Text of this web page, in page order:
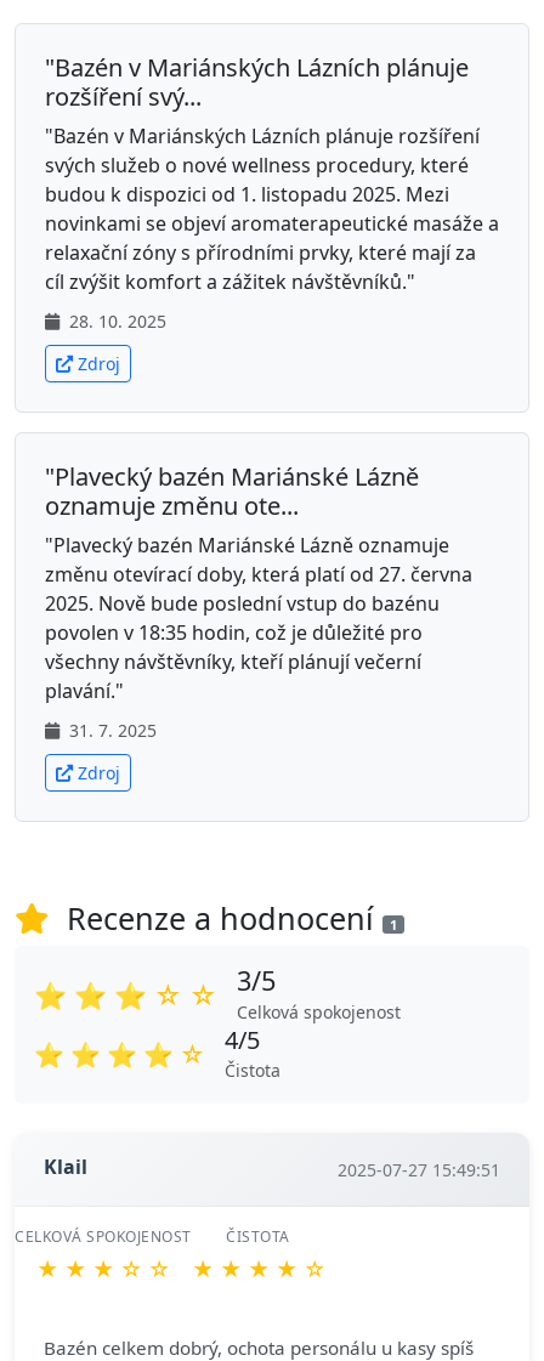
"Bazén v Mariánských Lázních plánuje
rozšíření svý...
"Bazén v Mariánských Lázních plánuje rozšíření
svých služeb o nové wellness procedury, které
budou k dispozici od 1. listopadu 2025. Mezi
novinkami se objeví aromaterapeutické masáže a
relaxační zóny s přírodními prvky, které mají za
cíl zvýšit komfort a zážitek návštěvníků."
28. 10. 2025
Zdroj
"Plavecký bazén Mariánské Lázně
oznamuje změnu ote...
"Plavecký bazén Mariánské Lázně oznamuje
změnu otevírací doby, která platí od 27. června
2025. Nově bude poslední vstup do bazénu
povolen v 18:35 hodin, což je důležité pro
všechny návštěvníky, kteří plánují večerní
plavání."
31. 7. 2025
Zdroj
Recenze a hodnocení 1
⭐ ⭐ ⭐ ☆ ☆ 3/5
Celková spokojenost
⭐ ⭐ ⭐ ⭐ ☆ 4/5
Čistota
Klail 2025-07-27 15:49:51
CELKOVÁ SPOKOJENOST
★ ★ ★ ☆ ☆
ČISTOTA
★ ★ ★ ★ ☆
Bazén celkem dobrý, ochota personálu u kasy spíš